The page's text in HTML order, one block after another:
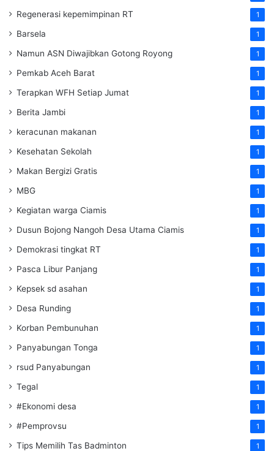
Regenerasi kepemimpinan RT 1
Barsela 1
Namun ASN Diwajibkan Gotong Royong 1
Pemkab Aceh Barat 1
Terapkan WFH Setiap Jumat 1
Berita Jambi 1
keracunan makanan 1
Kesehatan Sekolah 1
Makan Bergizi Gratis 1
MBG 1
Kegiatan warga Ciamis 1
Dusun Bojong Nangoh Desa Utama Ciamis 1
Demokrasi tingkat RT 1
Pasca Libur Panjang 1
Kepsek sd asahan 1
Desa Runding 1
Korban Pembunuhan 1
Panyabungan Tonga 1
rsud Panyabungan 1
Tegal 1
#Ekonomi desa 1
#Pemprovsu 1
Tips Memilih Tas Badminton 1